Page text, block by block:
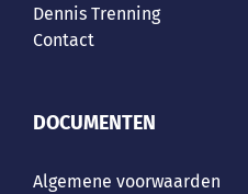
Dennis Trenning
Contact
DOCUMENTEN
Algemene voorwaarden